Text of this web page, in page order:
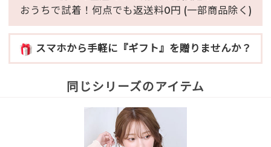
おうちで試着！何点でも返送料0円 (一部商品除く)
スマホから手軽に『ギフト』を贈りませんか？
同じシリーズのアイテム